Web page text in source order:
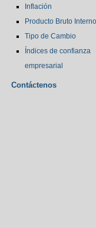
Inflación
Producto Bruto Interno
Tipo de Cambio
Índices de confianza
empresarial
Contáctenos